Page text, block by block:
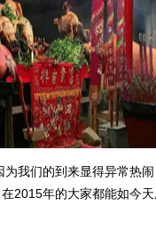
们的到来显得异常热闹
2015年的大家都能如今